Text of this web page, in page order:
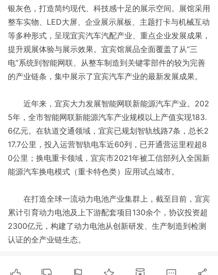
银灰色，打造简约现代、科技感十足的展示空间。展馆采用
整车实物、LED大屏、企业展示展板、主题打卡与机械互动
等多种形式，呈现宜宾汽车汽配产业、重点企业发展成果，
提升观展体验与展示效果。宜宾馆展品全面覆盖了从“三
电”系统到智能网联、从整车制造到关键零部件的较为完善
的产业链条，集中展示了宜宾汽车产业的最新发展成果。
近年来，宜宾大力发展智能网联新能源汽车产业。202
5年，全市智能网联新能源汽车产业规模以上产值实现183.
6亿元。在轨道交通领域，宜宾已规划智轨线路7条，总长2
17.7公里，投入运营智轨电车近60列，已开通营运里程超8
0公里；换电重卡领域，宜宾市2021年被工信部列入全国新
能源汽车换电模式（重卡特色类）应用试点城市。
在打造全球一流动力电池产业集群上，截至目前，宜宾
累计引育动力电池及上下游配套项目130余个，协议投资超
2300亿元，构建了动力电池从创新研发、生产制造到检测
认证的全产业链生态。